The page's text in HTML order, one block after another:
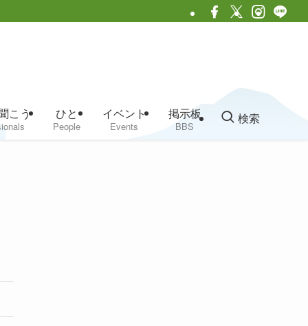
こう ひと
People
イベント
Events
掲示板
BBS
検索